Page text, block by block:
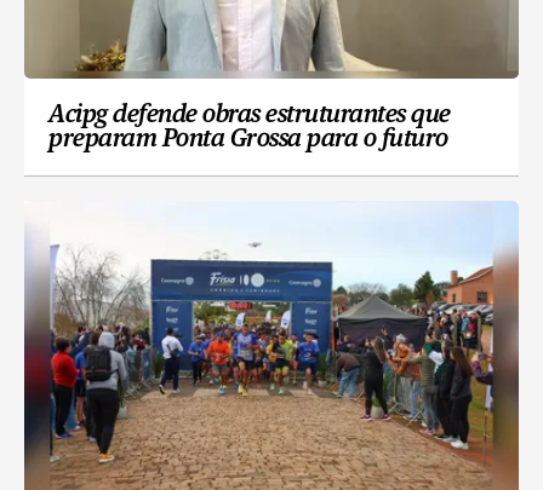
Acipg defende obras estruturantes que
preparam Ponta Grossa para o futuro